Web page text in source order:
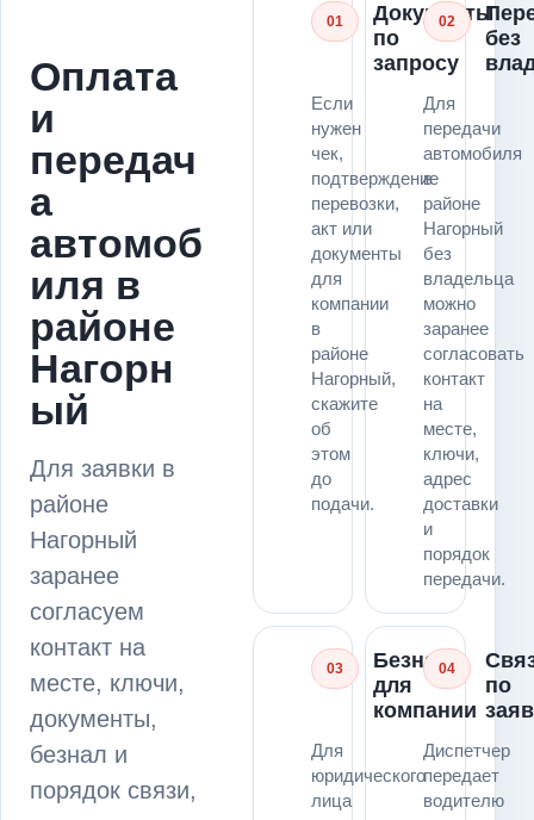
Оплата
и
передач
а
автомоб
иля в
районе
Нагорн
ый
Для заявки в
районе
Нагорный
заранее
согласуем
контакт на
месте, ключи,
документы,
безнал и
порядок связи,
01
Документы
по
запросу
Если
нужен
чек,
подтверждение
перевозки,
акт или
документы
для
компании
в
районе
Нагорный,
скажите
об
этом
до
подачи.
02
без
Для
передачи
автомобиля
в
районе
Нагорный
без
владельца
можно
заранее
согласовать
контакт
на
месте,
ключи,
адрес
доставки
и
порядок
передачи.
03
Безнал
для
компании
Для
юридического
лица
04
по
Диспетчер
передает
водителю